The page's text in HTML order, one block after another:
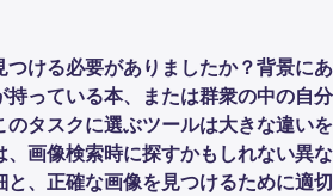
ける必要がありましたか？背景にあ
っている本、または群衆の中の自分
タスクに選ぶツールは大きな違いを
画像検索時に探すかもしれない異な
、正確な画像を見つけるために適切